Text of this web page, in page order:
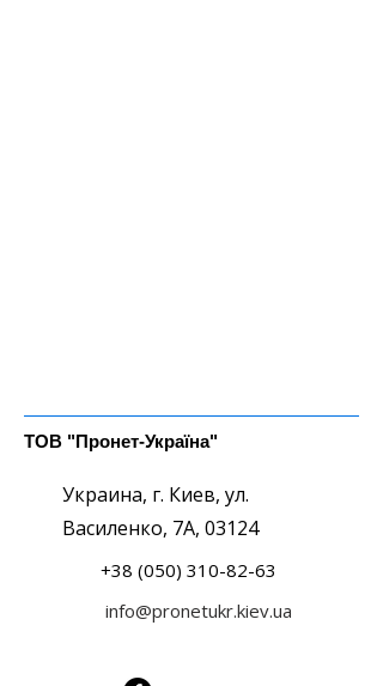
ТОВ "Пронет-Україна"
Украина, г. Киев, ул.
Василенко, 7А, 03124
+38 (050) 310-82-63
info@pronetukr.kiev.ua